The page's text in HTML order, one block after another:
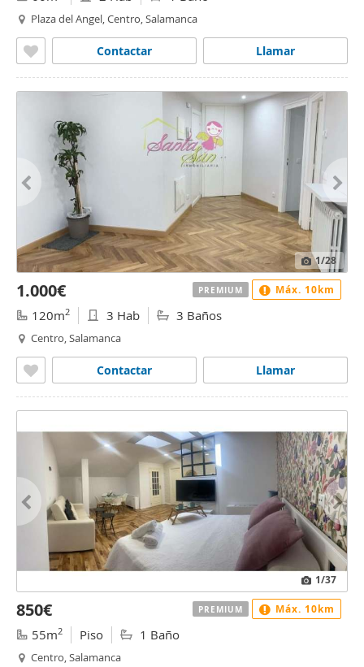
Plaza del Angel, Centro, Salamanca
Llamar
Contactar
1/28
1.000€
120m2 3 Hab 3 Baños
Centro, Salamanca
Llamar
Contactar
PREMIUM Máx. 10km
1/37
850€
55m2 Piso 1 Baño
Centro, Salamanca
PREMIUM Máx. 10km